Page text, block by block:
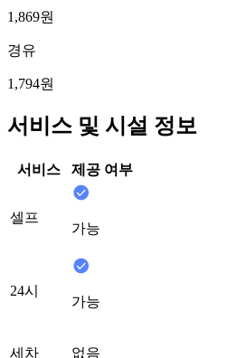
1,869원
경유
1,794원
서비스 및 시설 정보
서비스 제공 여부
셀프
가능
24시
가능
세차 없음